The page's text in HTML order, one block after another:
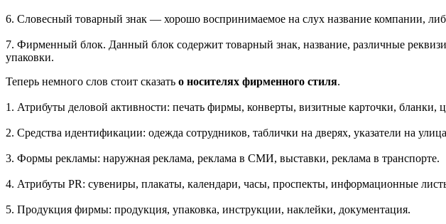
6. Словесный товарный знак — хорошо воспринимаемое на слух название компании,
7. Фирменный блок. Данный блок содержит товарный знак, название, различные
упаковки.
Теперь немного слов стоит сказать о носителях фирменного стиля.
1. Атрибуты деловой активности: печать фирмы, конверты, визитные карточки, бланки,
2. Средства идентификации: одежда сотрудников, таблички на дверях, указатели на
3. Формы рекламы: наружная реклама, реклама в СМИ, выставки, реклама в транспорте.
4. Атрибуты PR: сувениры, плакаты, календари, часы, проспекты, информационные
5. Продукция фирмы: продукция, упаковка, инструкции, наклейки, документация.